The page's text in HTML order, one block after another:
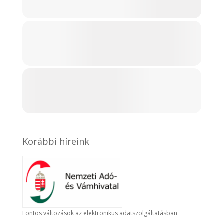
Korábbi híreink
Fontos változások az elektronikus adatszolgáltatásban